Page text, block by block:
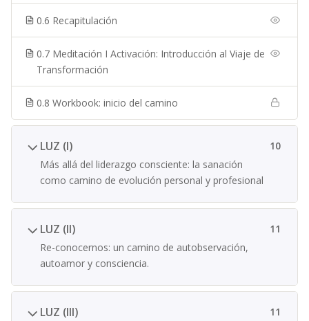
0.6 Recapitulación
0.7 Meditación I Activación: Introducción al Viaje de
Transformación
0.8 Workbook: inicio del camino
LUZ (I)
Más allá del liderazgo consciente: la sanación
como camino de evolución personal y profesional
10
LUZ (II)
Re-conocernos: un camino de autobservación,
autoamor y consciencia.
11
LUZ (III) 11